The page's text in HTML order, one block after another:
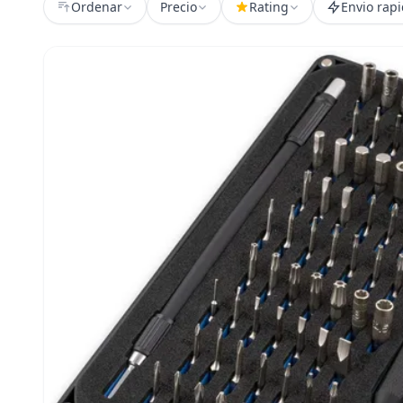
Ordenar Precio Rating Envio